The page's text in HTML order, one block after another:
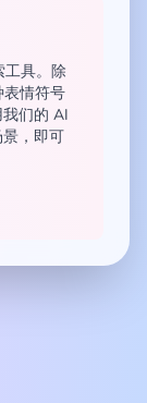
工具。除
情符号
们的 AI
，即可